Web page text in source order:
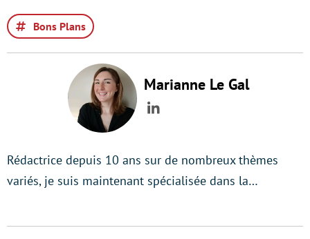
Bons Plans
Marianne Le Gal
LinkedIn
Rédactrice depuis 10 ans sur de nombreux thèmes
variés, je suis maintenant spécialisée dans la…